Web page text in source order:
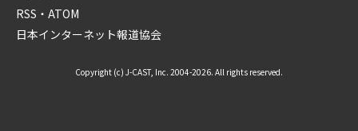
RSS・ATOM
日本インターネット報道協会
Copyright (c) J-CAST, Inc. 2004-2026. All rights reserved.